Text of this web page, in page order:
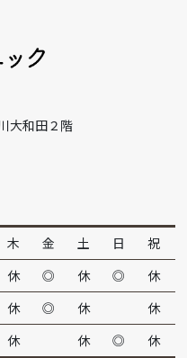
大和田２階
木 金 土 日
祝
休 ◎ 休 ◎
休
休 ◎ 休
休
休 休 ◎
休